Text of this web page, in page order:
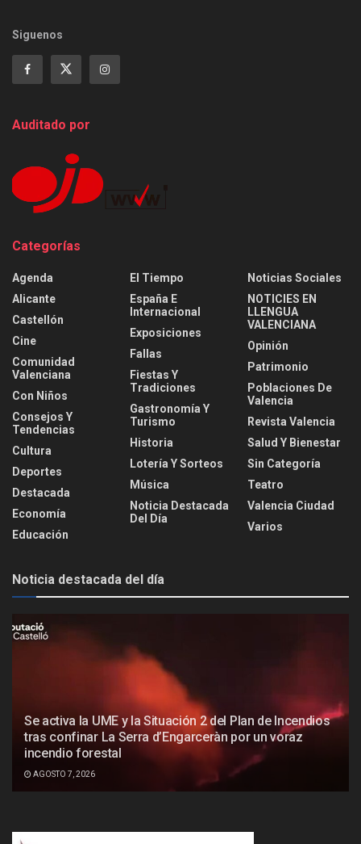
Siguenos
Auditado por
Categorías
Agenda
Alicante
Castellón
Cine
Comunidad
Valenciana
Con Niños
Consejos Y
Tendencias
Cultura
Deportes
Destacada
Economía
Educación
El Tiempo
España E
Internacional
Exposiciones
Fallas
Fiestas Y
Tradiciones
Gastronomía Y
Turismo
Historia
Lotería Y Sorteos
Música
Noticia Destacada
Del Día
Noticias Sociales
NOTICIES EN
LLENGUA
VALENCIANA
Opinión
Patrimonio
Poblaciones De
Valencia
Revista Valencia
Salud Y Bienestar
Sin Categoría
Teatro
Valencia Ciudad
Varios
Noticia destacada del día
Se activa la UME y la Situación 2 del Plan de Incendios
tras confinar La Serra d’Engarceràn por un voraz
incendio forestal
AGOSTO 7, 2026